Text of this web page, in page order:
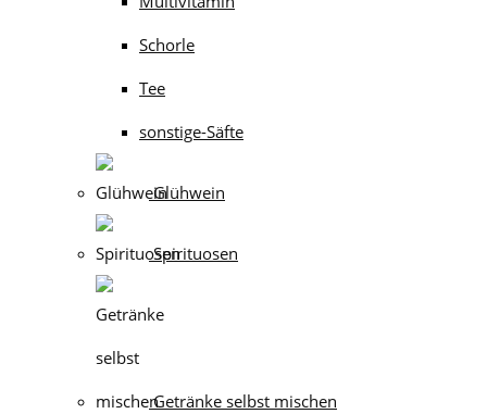
Schorle
Tee
sonstige-Säfte
Glühwein
Spirituosen
Getränke selbst mischen